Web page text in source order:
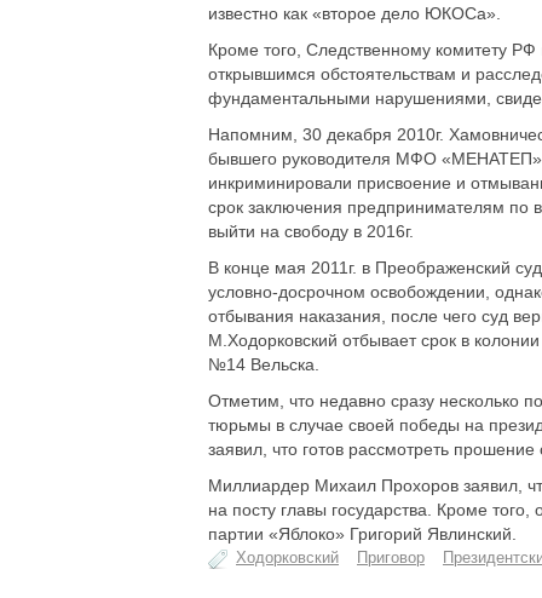
известно как «второе дело ЮКОСа».
Кроме того, Следственному комитету
открывшимся обстоятельствам и
фундаментальными нарушениями,
Напомним, 30 декабря 2010г.
бывшего руководителя МФО «МЕНАТЕП»
инкриминировали присвоение и
срок заключения предпринимателям по
выйти на свободу в 2016г.
В конце мая 2011г. в Преображенский
условно-досрочном освобождении,
отбывания наказания, после чего суд
М.Ходорковский отбывает срок в
№14 Вельска.
Отметим, что недавно сразу несколько
тюрьмы в случае своей победы на
заявил, что готов рассмотреть
Миллиардер Михаил Прохоров заявил,
на посту главы государства. Кроме
партии «Яблоко» Григорий Явлинский.
Ходорковский Приговор